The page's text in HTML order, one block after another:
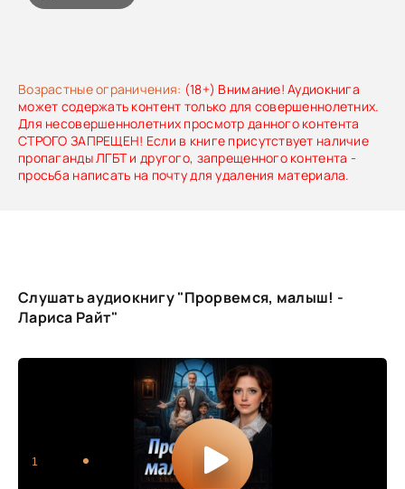
Возрастные ограничения: (18+) Внимание! Аудиокнига
может содержать контент только для совершеннолетних.
Для несовершеннолетних просмотр данного контента
СТРОГО ЗАПРЕЩЕН! Если в книге присутствует наличие
пропаганды ЛГБТ и другого, запрещенного контента -
просьба написать на почту для удаления материала.
Слушать аудиокнигу "Прорвемся, малыш! -
Лариса Райт"
1